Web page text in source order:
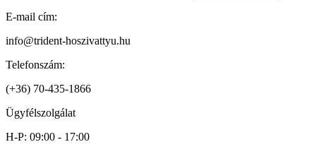
E-mail cím:
info@trident-hoszivattyu.hu
Telefonszám:
(+36) 70-435-1866
Ügyfélszolgálat
H-P: 09:00 - 17:00